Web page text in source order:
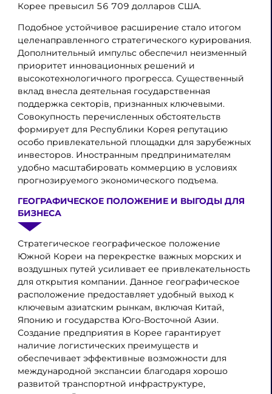
Корее превысил 56 709 долларов США.
Подобное устойчивое расширение стало итогом
целенаправленного стратегического курирования.
Дополнительный импульс обеспечил неизменный
приоритет инновационных решений и
высокотехнологичного прогресса. Существенный
вклад внесла деятельная государственная
поддержка секторів, признанных ключевыми.
Совокупность перечисленных обстоятельств
формирует для Республики Корея репутацию
особо привлекательной площадки для зарубежных
инвесторов. Иностранным предпринимателям
удобно масштабировать коммерцию в условиях
прогнозируемого экономического подъема.
ГЕОГРАФИЧЕСКОЕ ПОЛОЖЕНИЕ И ВЫГОДЫ ДЛЯ
БИЗНЕСА
Стратегическое географическое положение
Южной Кореи на перекрестке важных морских и
воздушных путей усиливает ее привлекательность
для открытия компании. Данное географическое
расположение предоставляет удобный выход к
ключевым азиатским рынкам, включая Китай,
Японию и государства Юго-Восточной Азии.
Создание предприятия в Корее гарантирует
наличие логистических преимуществ и
обеспечивает эффективные возможности для
международной экспансии благодаря хорошо
развитой транспортной инфраструктуре,